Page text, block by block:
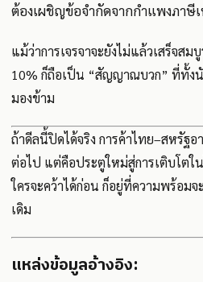
ต้องเผชิญข้อจำกัดจากกำแพงภาษี
แม้ว่าการเจรจาจะยังไม่แล้วเสร็จส
10% ก็ถือเป็น “สัญญาณบวก” ที่ทั้ง
มองข้าม
ถ้าดีลนี้ปิดได้จริง การค้าไทย–สหรัฐอ
ต่อไป แต่คือประตูใหม่สู่การเติบโตใ
ใครจะคว้าได้ก่อน ก็อยู่ที่ความพร้อมจ
เดิม
แหล่งข้อมูลอ้างอิง: